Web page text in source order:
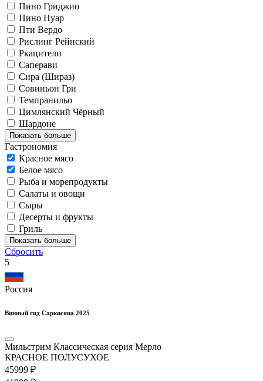
Пино Гриджио
Пино Нуар
Пти Вердо
Рислинг Рейнский
Ркацители
Саперави
Сира (Шираз)
Совиньон Гри
Темпранильо
Цимлянский Чёрный
Шардоне
Показать больше
Гастрономия
Красное мясо
Белое мясо
Рыба и морепродукты
Салаты и овощи
Сыры
Десерты и фрукты
Гриль
Показать больше
Сбросить
5
Россия
Винный гид Саркисяна 2025
Мильстрим Классическая серия Мерло
КРАСНОЕ ПОЛУСУХОЕ
45999 ₽